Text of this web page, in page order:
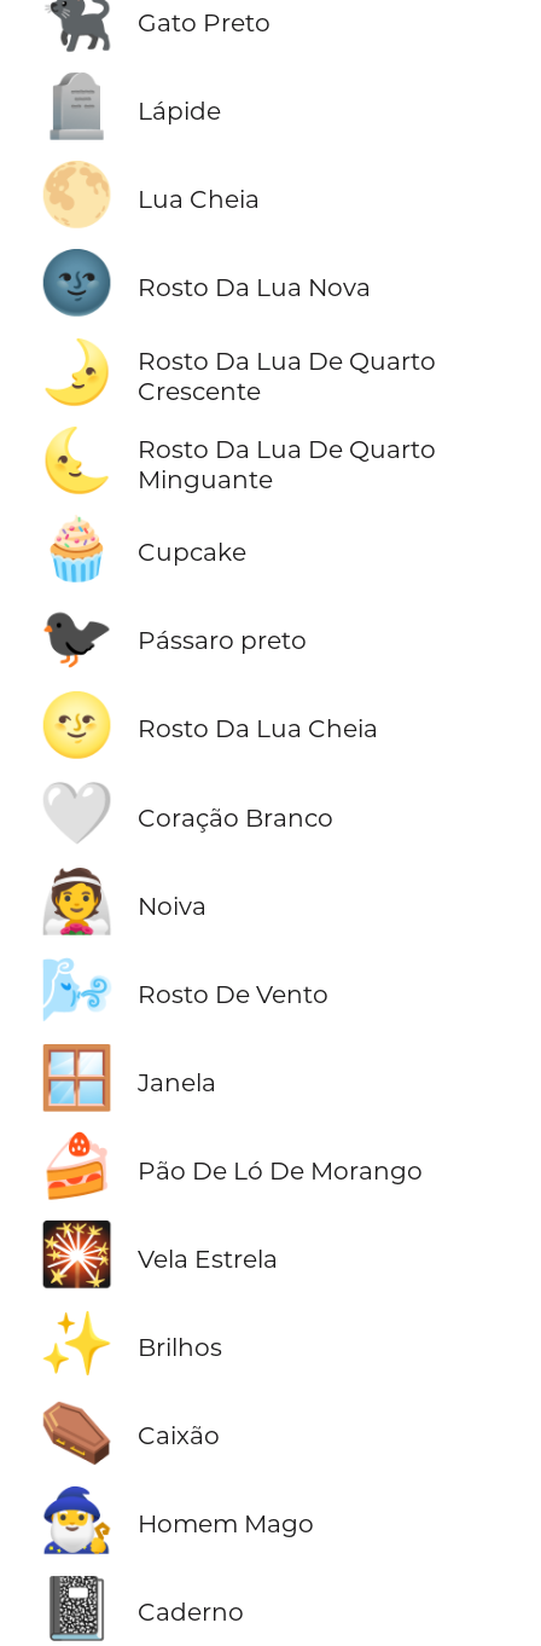
🐈‍⬛ Gato Preto
🪦 Lápide
🌕 Lua Cheia
🌚 Rosto Da Lua Nova
🌛
Rosto Da Lua De Quarto
Crescente
🌜
Rosto Da Lua De Quarto
Minguante
🧁 Cupcake
🐦‍⬛ Pássaro preto
🌝 Rosto Da Lua Cheia
🤍 Coração Branco
👰 Noiva
🌬️ Rosto De Vento
🪟 Janela
🍰 Pão De Ló De Morango
🎇 Vela Estrela
✨ Brilhos
⚰️ Caixão
🧙‍♂️ Homem Mago
📓 Caderno